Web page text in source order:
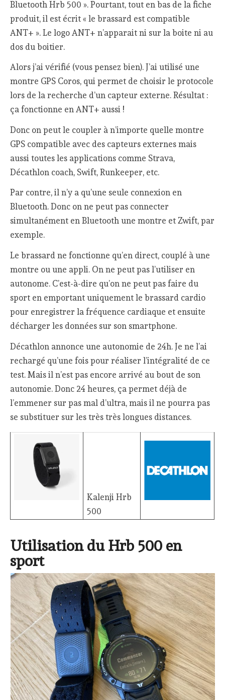
Bluetooth Hrb 500 ». Pourtant, tout en bas de la fiche
produit, il est écrit « le brassard est compatible
ANT+ ». Le logo ANT+ n’apparait ni sur la boite ni au
dos du boitier.
Alors j’ai vérifié (vous pensez bien). J’ai utilisé une
montre GPS Coros, qui permet de choisir le protocole
lors de la recherche d’un capteur externe. Résultat :
ça fonctionne en ANT+ aussi !
Donc on peut le coupler à n’importe quelle montre
GPS compatible avec des capteurs externes mais
aussi toutes les applications comme Strava,
Décathlon coach, Swift, Runkeeper, etc.
Par contre, il n’y a qu’une seule connexion en
Bluetooth. Donc on ne peut pas connecter
simultanément en Bluetooth une montre et Zwift, par
exemple.
Le brassard ne fonctionne qu’en direct, couplé à une
montre ou une appli. On ne peut pas l’utiliser en
autonome. C’est-à-dire qu’on ne peut pas faire du
sport en emportant uniquement le brassard cardio
pour enregistrer la fréquence cardiaque et ensuite
décharger les données sur son smartphone.
Décathlon annonce une autonomie de 24h. Je ne l’ai
rechargé qu’une fois pour réaliser l’intégralité de ce
test. Mais il n’est pas encore arrivé au bout de son
autonomie. Donc 24 heures, ça permet déjà de
l’emmener sur pas mal d’ultra, mais il ne pourra pas
se substituer sur les très très longues distances.
Kalenji Hrb
500
Utilisation du Hrb 500 en
sport